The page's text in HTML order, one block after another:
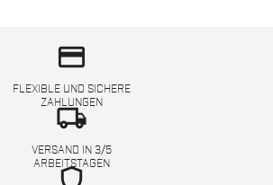
credit_card
FLEXIBLE UND SICHERE
ZAHLUNGEN
local_shipping
VERSAND IN 3/5
ARBEITSTAGEN